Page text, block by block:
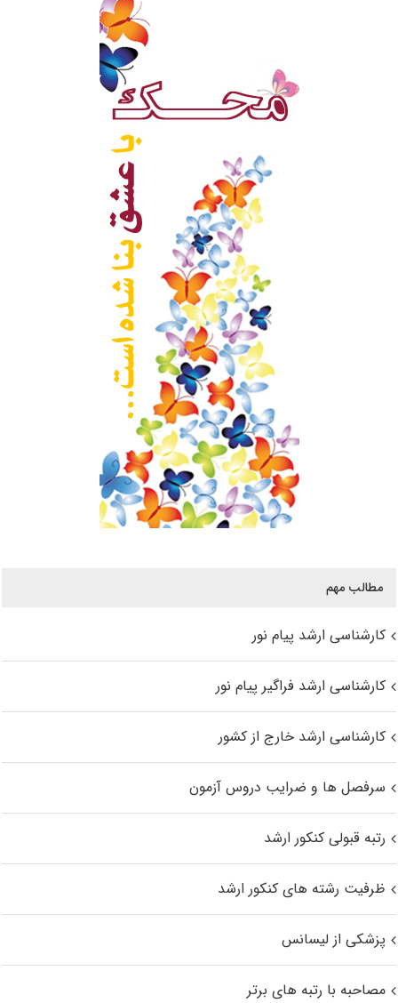
مطالب مهم
کارشناسی ارشد پیام نور
کارشناسی ارشد فراگیر پیام نور
کارشناسی ارشد خارج از کشور
سرفصل ها و ضرایب دروس آزمون
رتبه قبولی کنکور ارشد
ظرفیت رشته های کنکور ارشد
پزشکی از لیسانس
مصاحبه با رتبه های برتر